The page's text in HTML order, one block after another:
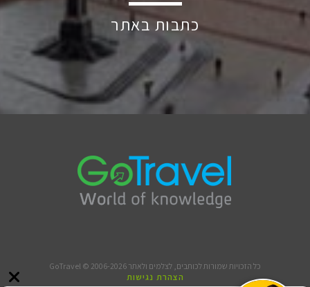
כתבות באתר
כל הזכויות שמורות לכותבים, לצלמים ולאתר GoTravel © 2006-2026
הצהרת נגישות